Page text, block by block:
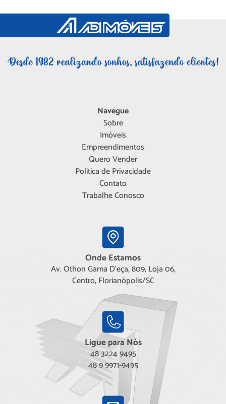
Navegue
Sobre
Imóveis
Empreendimentos
Quero Vender
Política de Privacidade
Contato
Trabalhe Conosco
Onde Estamos
Av. Othon Gama D'eça, 809, Loja 06,
Centro, Florianópolis/SC
Ligue para Nós
48 3224 9495
48 9 9971-9495